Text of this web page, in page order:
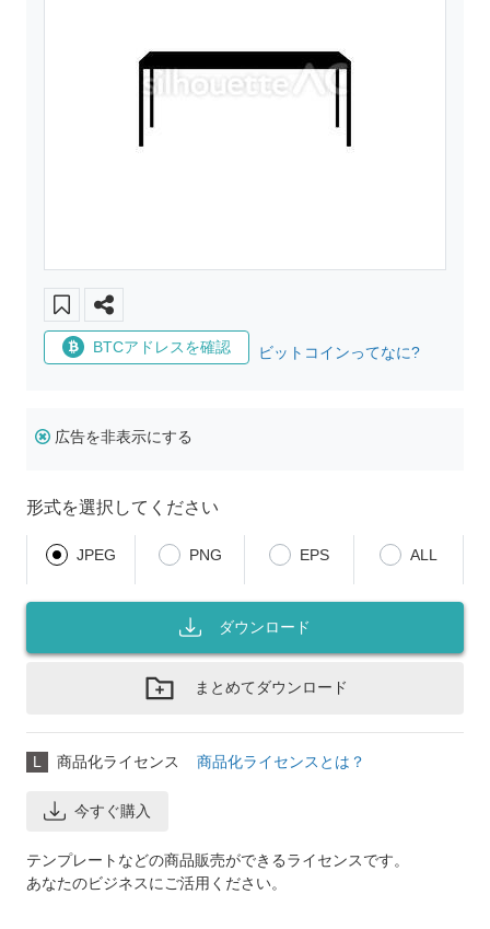
BTCアドレスを確認 ビットコインってなに?
広告を非表示にする
形式を選択してください
JPEG PNG EPS ALL
ダウンロード
まとめてダウンロード
L 商品化ライセンス 商品化ライセンスとは？
今すぐ購入
テンプレートなどの商品販売ができるライセンスです。
あなたのビジネスにご活用ください。